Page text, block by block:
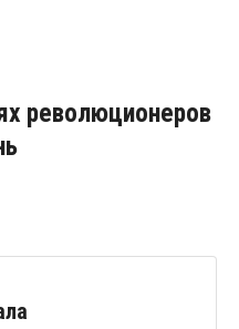
революционеров